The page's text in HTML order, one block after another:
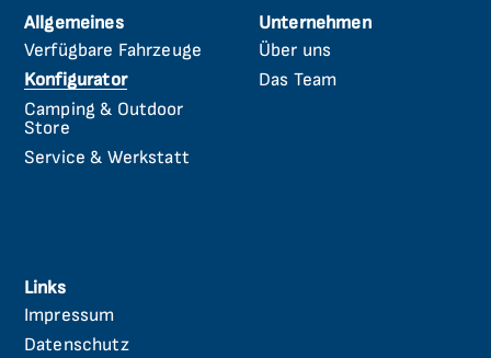
Allgemeines
Navigation
überspringen
Verfügbare Fahrzeuge
Konfigurator
Camping & Outdoor
Store
Service & Werkstatt
Unternehmen
Navigation
überspringen
Über uns
Das Team
Links
Navigation
überspringen
Impressum
Datenschutz